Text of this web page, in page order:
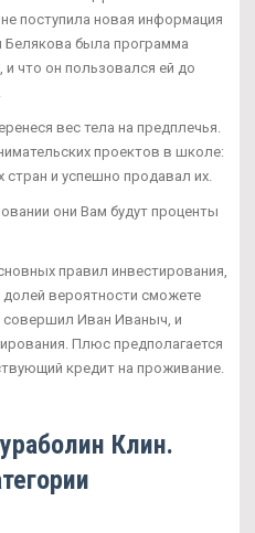
поступила новая информация
Белякова была программа
и что он пользовался ей до
вес тела на предплечья.
проектов в школе:
стран и успешно продавал их.
они Вам будут проценты
правил инвестирования,
вероятности сможете
совершил Иван Иваныч, и
Плюс предполагается
кредит на проживание.
Клин.